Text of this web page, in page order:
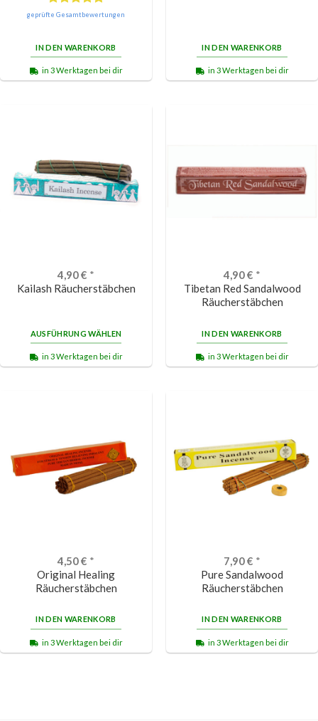
Bewertet
geprüfte Gesamtbewertungen
IN DEN WARENKORB
in 3 Werktagen bei dir
IN DEN WARENKORB
in 3 Werktagen bei dir
4,90€ *
Kailash Räucherstäbchen
AUSFÜHRUNG WÄHLEN
in 3 Werktagen bei dir
4,90€ *
Tibetan Red Sandalwood
Räucherstäbchen
IN DEN WARENKORB
in 3 Werktagen bei dir
4,50€ *
Original Healing
Räucherstäbchen
IN DEN WARENKORB
in 3 Werktagen bei dir
7,90€ *
Pure Sandalwood
Räucherstäbchen
IN DEN WARENKORB
in 3 Werktagen bei dir